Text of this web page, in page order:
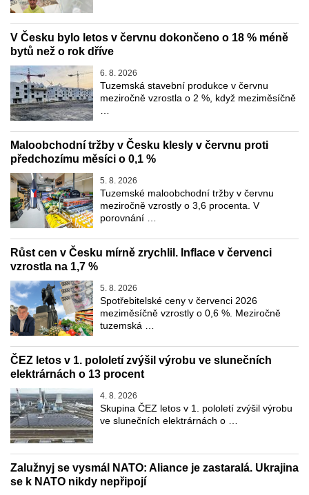
V Česku bylo letos v červnu dokončeno o 18 % méně
bytů než o rok dříve
6. 8. 2026
Tuzemská stavební produkce v červnu
meziročně vzrostla o 2 %, když meziměsíčně
…
Maloobchodní tržby v Česku klesly v červnu proti
předchozímu měsíci o 0,1 %
5. 8. 2026
Tuzemské maloobchodní tržby v červnu
meziročně vzrostly o 3,6 procenta. V
porovnání …
Růst cen v Česku mírně zrychlil. Inflace v červenci
vzrostla na 1,7 %
5. 8. 2026
Spotřebitelské ceny v červenci 2026
meziměsíčně vzrostly o 0,6 %. Meziročně
tuzemská …
ČEZ letos v 1. pololetí zvýšil výrobu ve slunečních
elektrárnách o 13 procent
4. 8. 2026
Skupina ČEZ letos v 1. pololetí zvýšil výrobu
ve slunečních elektrárnách o …
Zalužnyj se vysmál NATO: Aliance je zastaralá. Ukrajina
se k NATO nikdy nepřipojí